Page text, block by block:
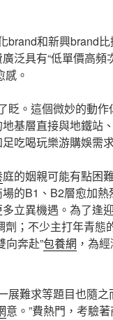
brand和新興brand
泛具有“低單價高頻
。
眨。這個微妙的動作
基層直接與地鐵站
吃喝玩樂游購娛需
庭的姻親可能有點困
的B1、B2層愈加
立異機遇。為了逢
劑；不少主打年青態
向奔赴”包養網 ，為
展難求等題目也隨之
意。”費熱門，考驗